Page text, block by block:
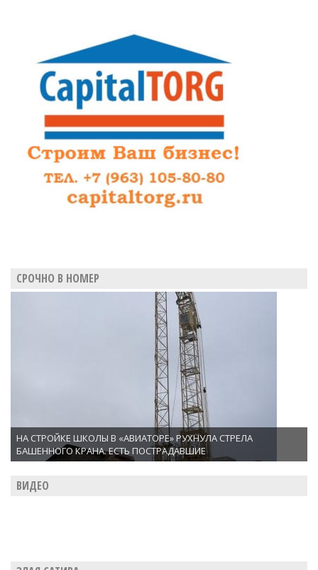
СРОЧНО В НОМЕР
НА СТРОЙКЕ ШКОЛЫ В «АВИАТОРЕ» РУХНУЛА СТРЕЛА
БАШЕННОГО КРАНА. ЕСТЬ ПОСТРАДАВШИЕ
ВИДЕО